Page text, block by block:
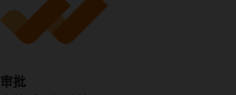
审批